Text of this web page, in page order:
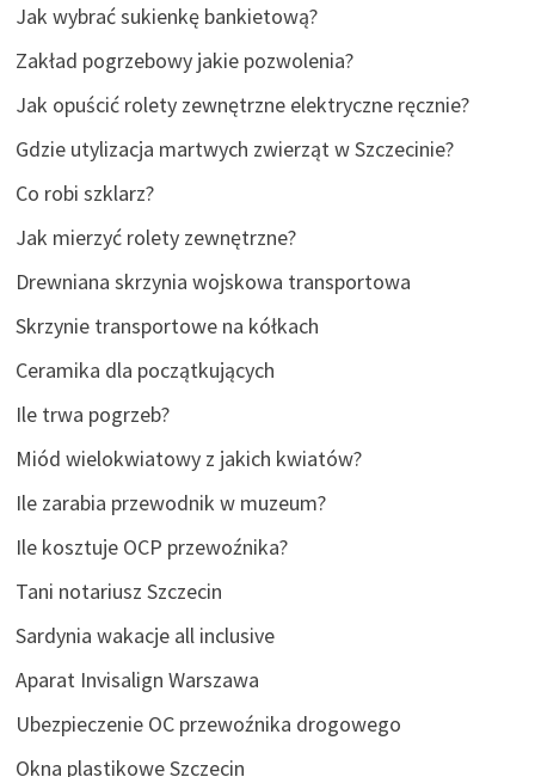
Jak wybrać sukienkę bankietową?
Zakład pogrzebowy jakie pozwolenia?
Jak opuścić rolety zewnętrzne elektryczne ręcznie?
Gdzie utylizacja martwych zwierząt w Szczecinie?
Co robi szklarz?
Jak mierzyć rolety zewnętrzne?
Drewniana skrzynia wojskowa transportowa
Skrzynie transportowe na kółkach
Ceramika dla początkujących
Ile trwa pogrzeb?
Miód wielokwiatowy z jakich kwiatów?
Ile zarabia przewodnik w muzeum?
Ile kosztuje OCP przewoźnika?
Tani notariusz Szczecin
Sardynia wakacje all inclusive
Aparat Invisalign Warszawa
Ubezpieczenie OC przewoźnika drogowego
Okna plastikowe Szczecin